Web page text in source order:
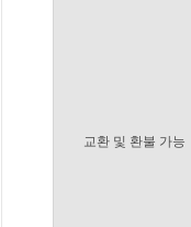
교환 및 환불 가능